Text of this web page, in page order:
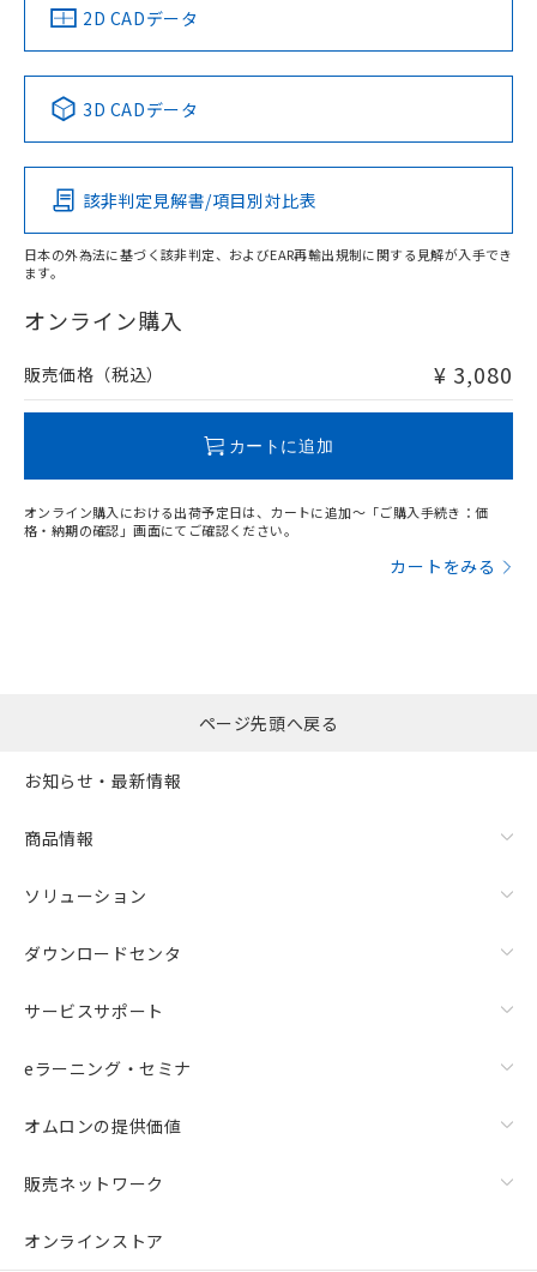
中国 RoHS 注意事項・凡例
Pb Hg Cd Cr(VI)
O
在庫等で未対応品が混在する可能性があります。
問い合わせください。
2D CADデータ
3D CADデータ
該非判定見解書/項目別対比表
日本の外為法に基づく該非判定、およびEAR再輸出規制に関する見解が入手でき
ます。
オンライン購入
販売価格（税込） ¥ 3,080
カートに追加
オンライン購入における出荷予定日は、カートに追加～「ご購入手続き：価
格・納期の確認」画面にてご確認ください。
カートをみる
ページ先頭へ戻る
お知らせ・最新情報
商品情報
ソリューション
ダウンロードセンタ
サービスサポート
eラーニング・セミナ
オムロンの提供価値
販売ネットワーク
オンラインストア